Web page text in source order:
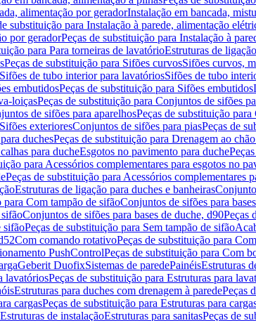
alimentação por geradorInstalação em bancada,
substituição para Instalação à parede, alimentação
por geradorPeças de substituição para Instalação à
para Para torneiras de lavatórioEstruturas de
Peças de substituição para Sifões curvosSifões curvos,
de tubo interior para lavatóriosSifões de tubo
embutidosPeças de substituição para Sifões embutidos
loiçasPeças de substituição para Conjuntos de sifões
de sifões para aparelhosPeças de substituição
exterioresConjuntos de sifões para piasPeças de
duchesPeças de substituição para Drenagem ao
para ducheEsgotos no pavimento para duche
para Acessórios complementares para esgotos no
Peças de substituição para Acessórios complementares
Estruturas de ligação para duches e banheiras
para Com tampão de sifãoConjuntos de sifões para
Conjuntos de sifões para bases de duche, d90Peças
sifãoPeças de substituição para Sem tampão de sifão
Com comando rotativoPeças de substituição para
PushControlPeças de substituição para Com
Geberit DuofixSistemas de paredePainéisEstruturas
lavatóriosPeças de substituição para Estruturas para
Estruturas para duches com drenagem à paredePeças
cargasPeças de substituição para Estruturas para
de instalaçãoEstruturas para sanitasPeças de